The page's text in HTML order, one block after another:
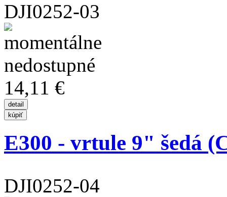
DJI0252-03
14,11 €
E300 - vrtule 9" šedá
DJI0252-04